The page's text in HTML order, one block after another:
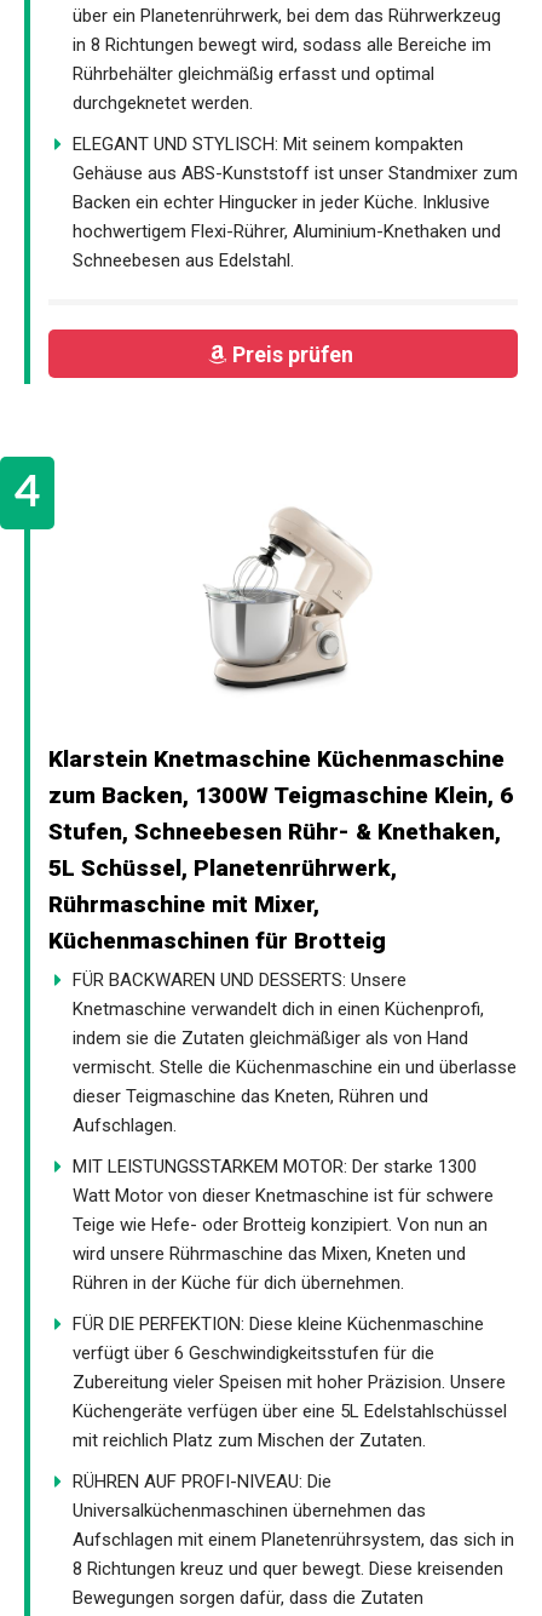
über ein Planetenrührwerk, bei dem das Rührwerkzeug
in 8 Richtungen bewegt wird, sodass alle Bereiche im
Rührbehälter gleichmäßig erfasst und optimal
durchgeknetet werden.
ELEGANT UND STYLISCH: Mit seinem kompakten
Gehäuse aus ABS-Kunststoff ist unser Standmixer zum
Backen ein echter Hingucker in jeder Küche. Inklusive
hochwertigem Flexi-Rührer, Aluminium-Knethaken und
Schneebesen aus Edelstahl.
Preis prüfen
Klarstein Knetmaschine Küchenmaschine
zum Backen, 1300W Teigmaschine Klein, 6
Stufen, Schneebesen Rühr- & Knethaken,
5L Schüssel, Planetenrührwerk,
Rührmaschine mit Mixer,
Küchenmaschinen für Brotteig
FÜR BACKWAREN UND DESSERTS: Unsere
Knetmaschine verwandelt dich in einen Küchenprofi,
indem sie die Zutaten gleichmäßiger als von Hand
vermischt. Stelle die Küchenmaschine ein und überlasse
dieser Teigmaschine das Kneten, Rühren und
Aufschlagen.
MIT LEISTUNGSSTARKEM MOTOR: Der starke 1300
Watt Motor von dieser Knetmaschine ist für schwere
Teige wie Hefe- oder Brotteig konzipiert. Von nun an
wird unsere Rührmaschine das Mixen, Kneten und
Rühren in der Küche für dich übernehmen.
FÜR DIE PERFEKTION: Diese kleine Küchenmaschine
verfügt über 6 Geschwindigkeitsstufen für die
Zubereitung vieler Speisen mit hoher Präzision. Unsere
Küchengeräte verfügen über eine 5L Edelstahlschüssel
mit reichlich Platz zum Mischen der Zutaten.
RÜHREN AUF PROFI-NIVEAU: Die
Universalküchenmaschinen übernehmen das
Aufschlagen mit einem Planetenrührsystem, das sich in
8 Richtungen kreuz und quer bewegt. Diese kreisenden
Bewegungen sorgen dafür, dass die Zutaten